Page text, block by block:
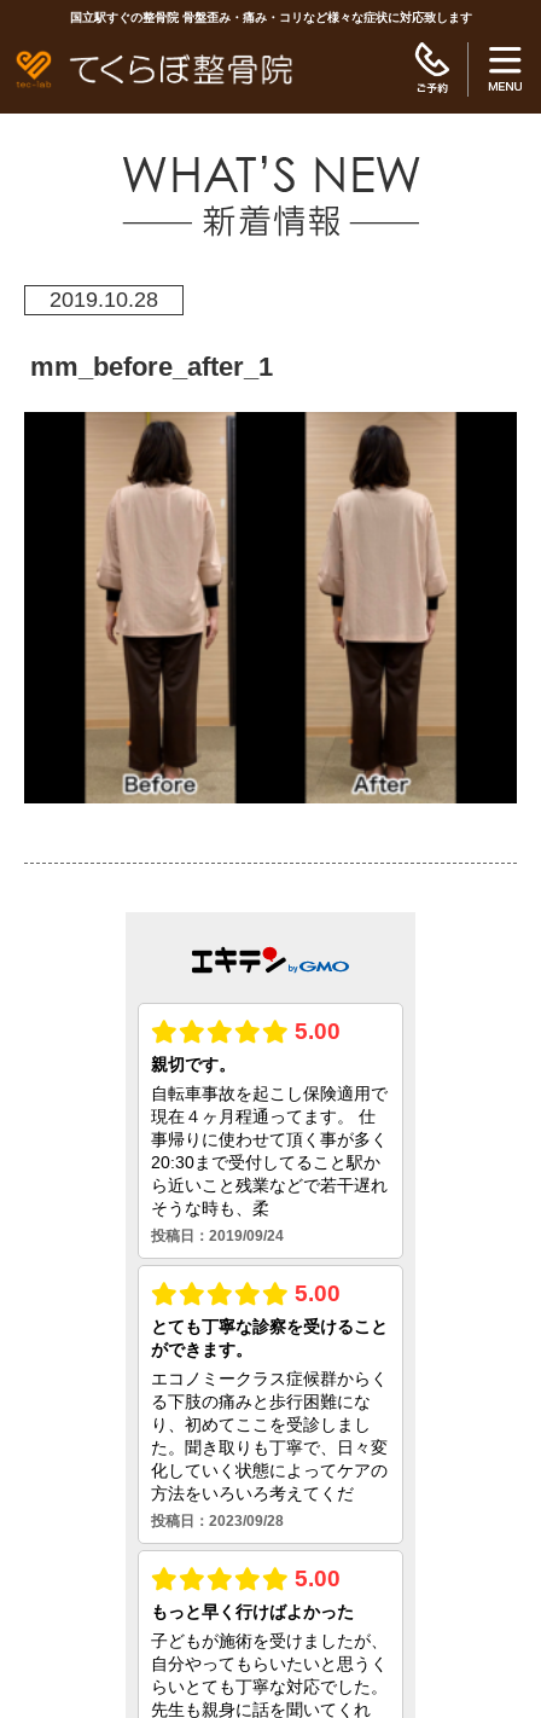
国立駅すぐの整骨院 骨盤歪み・痛み・コリなど様々な症状に対応致します
2019.10.28
mm_before_after_1